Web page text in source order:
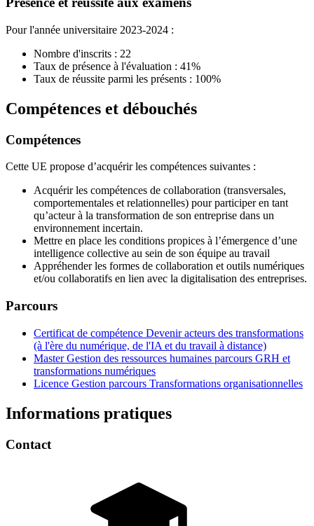
Pour l'année universitaire 2023-2024 :
Nombre d'inscrits : 22
Taux de présence à l'évaluation : 41%
Taux de réussite parmi les présents : 100%
Compétences et débouchés
Compétences
Cette UE propose d’acquérir les compétences suivantes :
Acquérir les compétences de collaboration (transversales,
comportementales et relationnelles) pour participer en tant
qu’acteur à la transformation de son entreprise dans un
environnement incertain.
Mettre en place les conditions propices à l’émergence d’une
intelligence collective au sein de son équipe au travail
Appréhender les formes de collaboration et outils numériques
et/ou collaboratifs en lien avec la digitalisation des entreprises.
Parcours
Certificat de compétence Devenir acteurs des transformations
(à l'ère du numérique, de l'IA et du travail à distance)
Master Gestion des ressources humaines parcours GRH et
transformations numériques
Licence Gestion parcours Transformations organisationnelles
Informations pratiques
Contact